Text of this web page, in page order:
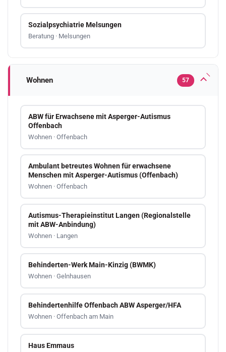
Sozialpsychiatrie Melsungen
Beratung · Melsungen
Wohnen 57
ABW für Erwachsene mit Asperger-Autismus
Offenbach
Wohnen · Offenbach
Ambulant betreutes Wohnen für erwachsene
Menschen mit Asperger-Autismus (Offenbach)
Wohnen · Offenbach
Autismus-Therapieinstitut Langen (Regionalstelle
mit ABW-Anbindung)
Wohnen · Langen
Behinderten-Werk Main-Kinzig (BWMK)
Wohnen · Gelnhausen
Behindertenhilfe Offenbach ABW Asperger/HFA
Wohnen · Offenbach am Main
Haus Emmaus